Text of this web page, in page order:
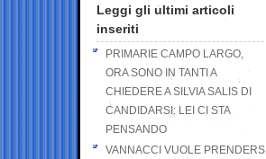
Leggi gli ultimi articoli
inseriti
PRIMARIE CAMPO LARGO,
ORA SONO IN TANTI A
CHIEDERE A SILVIA SALIS DI
CANDIDARSI: LEI CI STA
PENSANDO
VANNACCI VUOLE PRENDERSI